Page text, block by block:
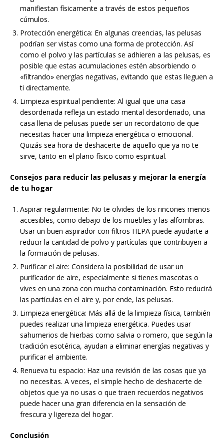
manifiestan físicamente a través de estos pequeños
cúmulos.
Protección energética: En algunas creencias, las pelusas
podrían ser vistas como una forma de protección. Así
como el polvo y las partículas se adhieren a las pelusas, es
posible que estas acumulaciones estén absorbiendo o
«filtrando» energías negativas, evitando que estas lleguen a
ti directamente.
Limpieza espiritual pendiente: Al igual que una casa
desordenada refleja un estado mental desordenado, una
casa llena de pelusas puede ser un recordatorio de que
necesitas hacer una limpieza energética o emocional.
Quizás sea hora de deshacerte de aquello que ya no te
sirve, tanto en el plano físico como espiritual.
Consejos para reducir las pelusas y mejorar la energía
de tu hogar
Aspirar regularmente: No te olvides de los rincones menos
accesibles, como debajo de los muebles y las alfombras.
Usar un buen aspirador con filtros HEPA puede ayudarte a
reducir la cantidad de polvo y partículas que contribuyen a
la formación de pelusas.
Purificar el aire: Considera la posibilidad de usar un
purificador de aire, especialmente si tienes mascotas o
vives en una zona con mucha contaminación. Esto reducirá
las partículas en el aire y, por ende, las pelusas.
Limpieza energética: Más allá de la limpieza física, también
puedes realizar una limpieza energética. Puedes usar
sahumerios de hierbas como salvia o romero, que según la
tradición esotérica, ayudan a eliminar energías negativas y
purificar el ambiente.
Renueva tu espacio: Haz una revisión de las cosas que ya
no necesitas. A veces, el simple hecho de deshacerte de
objetos que ya no usas o que traen recuerdos negativos
puede hacer una gran diferencia en la sensación de
frescura y ligereza del hogar.
Conclusión